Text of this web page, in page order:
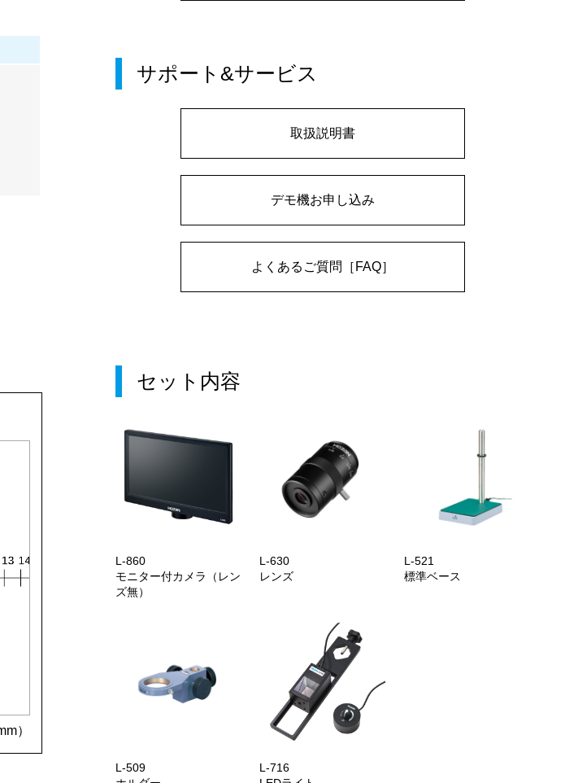
）
サポート&サービス
取扱説明書
デモ機お申し込み
よくあるご質問［FAQ］
セット内容
L-860
モニター付カメラ（レン
ズ無）
L-630
レンズ
L-521
標準ベース
L-509
L-716